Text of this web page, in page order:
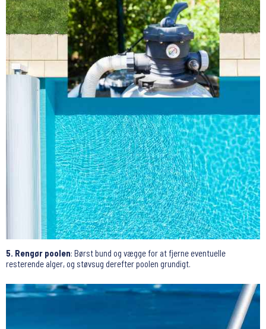
5. Rengør poolen: Børst bund og vægge for at fjerne eventuelle
resterende alger, og støvsug derefter poolen grundigt.